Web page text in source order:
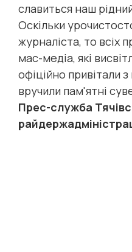
славиться наш
Оскільки
журналіста, то всіх
мас-медіа, які
офіційно привітали
вручили пам'ятні
Прес-служба